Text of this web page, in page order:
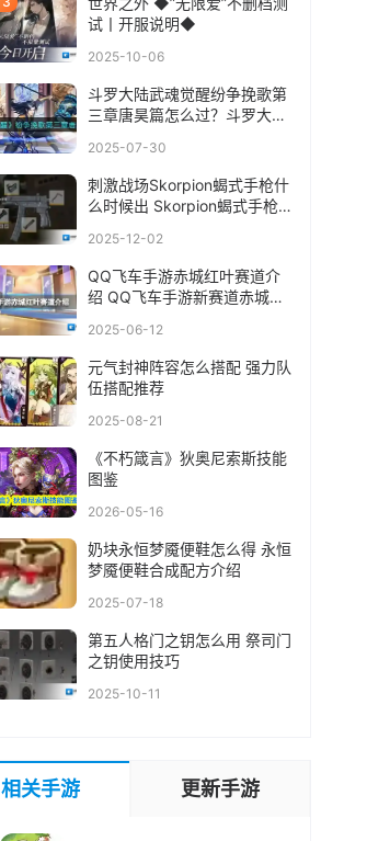
试丨开服说明◆
2025-10-06
斗罗大陆武魂觉醒纷争挽歌第
三章唐昊篇怎么过？斗罗大陆
篇通关攻略
2025-07-30
刺激战场Skorpion蝎式手枪什
么时候出 Skorpion蝎式手枪上
2025-12-02
QQ飞车手游赤城红叶赛道介
绍 QQ飞车手游新赛道赤城红
2025-06-12
元气封神阵容怎么搭配 强力队
伍搭配推荐
2025-08-21
《不朽箴言》狄奥尼索斯技能
图鉴
2026-05-16
奶块永恒梦魇便鞋怎么得 永恒
梦魇便鞋合成配方介绍
2025-07-18
第五人格门之钥怎么用 祭司门
之钥使用技巧
2025-10-11
相关手游 更新手游